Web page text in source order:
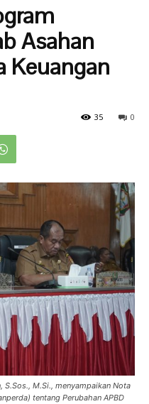
Asahan
Keuangan
0
35
S.Sos., M.Si., menyampaikan Nota
tentang Perubahan APBD